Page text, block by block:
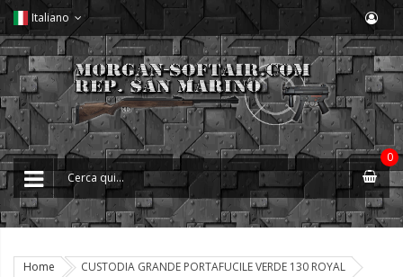
Italiano
0
Home CUSTODIA GRANDE PORTAFUCILE VERDE 130 ROYAL